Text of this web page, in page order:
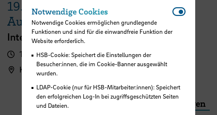
19.
August
International FutureNow! Symposium
16:00 - 17:30 Uhr
Kassenhalle
Weitere Veranstaltungen
Notwendige Cookies
Notwendige Cookies ermöglichen grundlegende
Funktionen und sind für die einwandfreie Funktion der
Website erforderlich.
HSB-Cookie: Speichert die Einstellungen der
Besucher:innen, die im Cookie-Banner ausgewählt
wurden.
LDAP-Cookie (nur für HSB-Mitarbeiter:innen): Speichert
den erfolgreichen Log-In bei zugriffsgeschützten Seiten
und Dateien.